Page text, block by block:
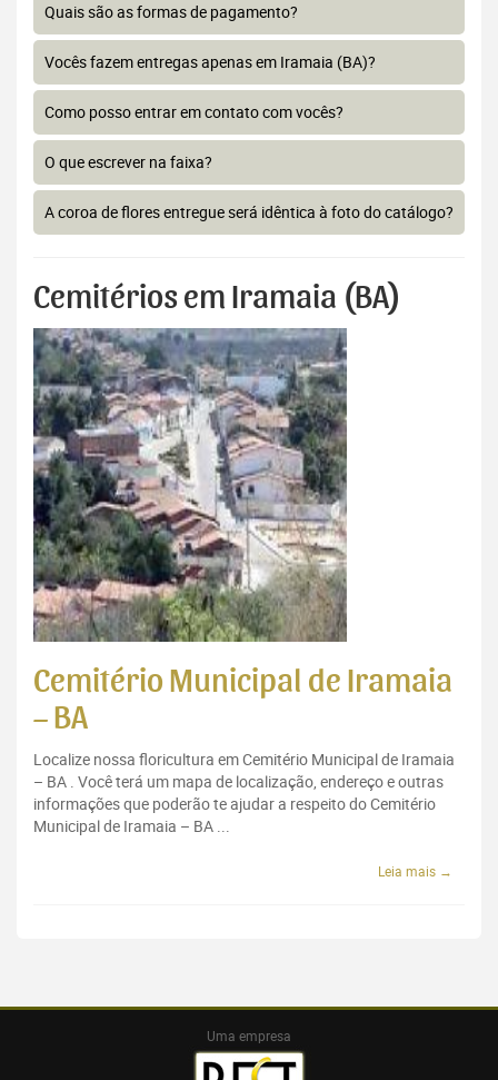
Quais são as formas de pagamento?
Vocês fazem entregas apenas em Iramaia (BA)?
Como posso entrar em contato com vocês?
O que escrever na faixa?
A coroa de flores entregue será idêntica à foto do catálogo?
Cemitérios em Iramaia (BA)
Cemitério Municipal de Iramaia
– BA
Localize nossa floricultura em Cemitério Municipal de Iramaia
– BA . Você terá um mapa de localização, endereço e outras
informações que poderão te ajudar a respeito do Cemitério
Municipal de Iramaia – BA ...
Leia mais →
Uma empresa